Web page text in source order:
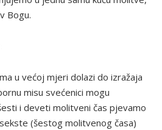
Bogu.
u većoj mjeri dolazi do izražaja
misu svećenici mogu
i deveti molitveni čas pjevamo
(šestog molitvenog časa)